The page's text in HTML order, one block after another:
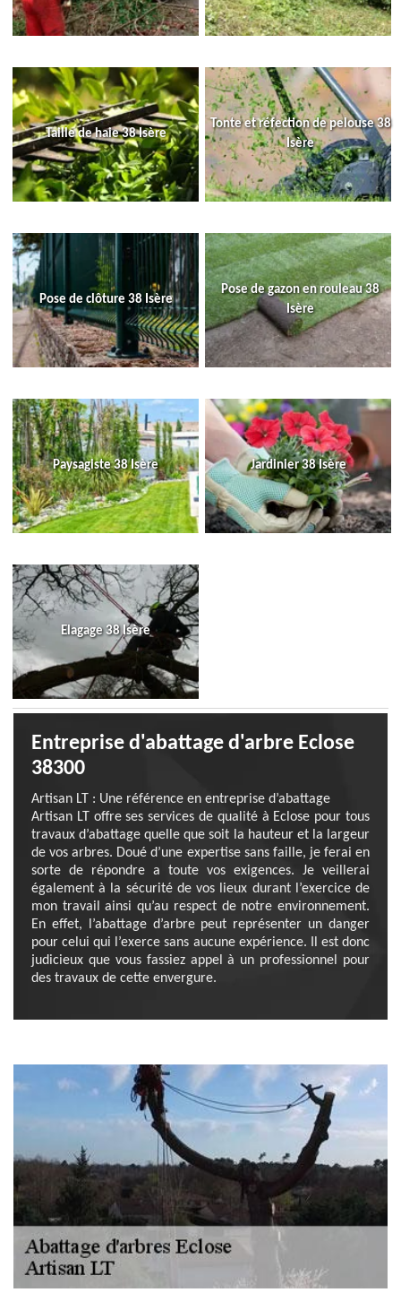
Taille de haie 38 Isère
Tonte et réfection de pelouse 38
Isère
Pose de clôture 38 Isère
Pose de gazon en rouleau 38
Isère
Paysagiste 38 Isère Jardinier 38 Isère
Elagage 38 Isère
Entreprise d'abattage d'arbre Eclose
38300
Artisan LT : Une référence en entreprise d’abattage
Artisan LT offre ses services de qualité à Eclose pour tous
travaux d’abattage quelle que soit la hauteur et la largeur
de vos arbres. Doué d’une expertise sans faille, je ferai en
sorte de répondre a toute vos exigences. Je veillerai
également à la sécurité de vos lieux durant l’exercice de
mon travail ainsi qu’au respect de notre environnement.
En effet, l’abattage d’arbre peut représenter un danger
pour celui qui l’exerce sans aucune expérience. Il est donc
judicieux que vous fassiez appel à un professionnel pour
des travaux de cette envergure.